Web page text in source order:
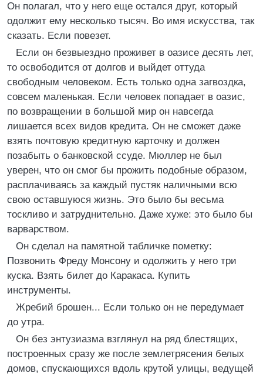
Он полагал, что у него еще остался друг, который
одолжит ему несколько тысяч. Во имя искусства, так
сказать. Если повезет.
Если он безвыездно проживет в оазисе десять лет,
то освободится от долгов и выйдет оттуда
свободным человеком. Есть только одна загвоздка,
совсем маленькая. Если человек попадает в оазис,
по возвращении в большой мир он навсегда
лишается всех видов кредита. Он не сможет даже
взять почтовую кредитную карточку и должен
позабыть о банковской ссуде. Мюллер не был
уверен, что он смог бы прожить подобные образом,
расплачиваясь за каждый пустяк наличными всю
свою оставшуюся жизнь. Это было бы весьма
тоскливо и затруднительно. Даже хуже: это было бы
варварством.
Он сделал на памятной табличке пометку:
Позвонить Фреду Монсону и одолжить у него три
куска. Взять билет до Каракаса. Купить
инструменты.
Жребий брошен... Если только он не передумает
до утра.
Он без энтузиазма взглянул на ряд блестящих,
построенных сразу же после землетрясения белых
домов, спускающихся вдоль крутой улицы, ведущей